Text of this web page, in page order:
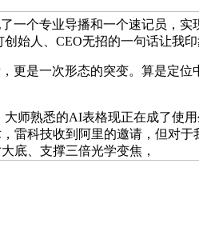
一个专业导播和一个速记员，
始人、CEO无招的一句话让我
是一次形态的突变。算是定位
熟悉的AI表格现正在成了使
雷科技收到阿里的邀请，但对
底、支撑三倍光学变焦，